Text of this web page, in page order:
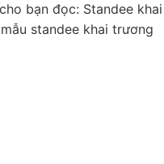
bạn đọc: Standee khai
standee khai trương